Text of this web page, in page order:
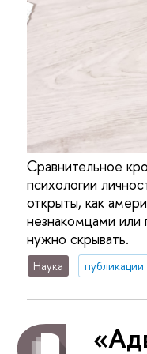
Сравнительное
психологии
открыты, как
незнакомцами или
нужно скрывать.
Наука публикации